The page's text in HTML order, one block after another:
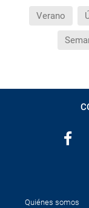
Verano
Quiénes somos